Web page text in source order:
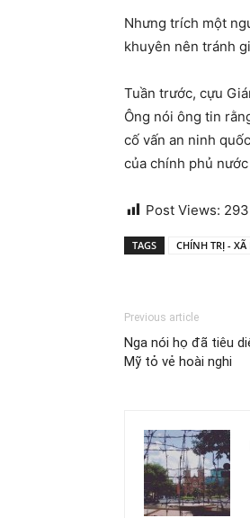
Nhưng trích một
khuyên nên tránh
Tuần trước, cựu
Ông nói ông tin
cố vấn an ninh
của chính phủ
Post Views: 293
TAGS CHÍNH TRỊ - XÃ
Previous article
Nga nói họ đã tiêu
Mỹ tỏ vẻ hoài nghi